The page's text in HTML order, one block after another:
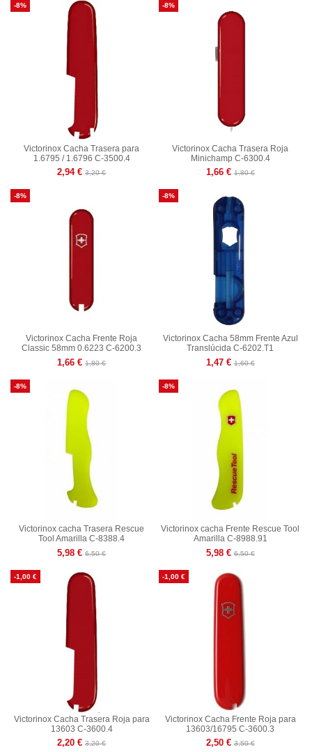
-8%
Victorinox Cacha Trasera para
1.6795 / 1.6796 C-3500.4
2,94 € 3,20 €
-8%
Victorinox Cacha Trasera Roja
Minichamp C-6300.4
1,66 € 1,80 €
-8%
Victorinox Cacha Frente Roja
Classic 58mm 0.6223 C-6200.3
1,66 € 1,80 €
-8%
Victorinox Cacha 58mm Frente Azul
Translúcida C-6202.T1
1,47 € 1,60 €
-8%
Victorinox cacha Trasera Rescue
Tool Amarilla C-8388.4
5,98 € 6,50 €
-8%
Victorinox cacha Frente Rescue Tool
Amarilla C-8988.91
5,98 € 6,50 €
-1,00 €
Victorinox Cacha Trasera Roja para
13603 C-3600.4
2,20 € 3,20 €
-1,00 €
Victorinox Cacha Frente Roja para
13603/16795 C-3600.3
2,50 € 3,50 €